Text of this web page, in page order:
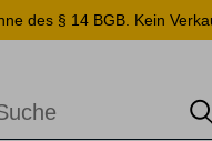
des § 14 BGB. Kein